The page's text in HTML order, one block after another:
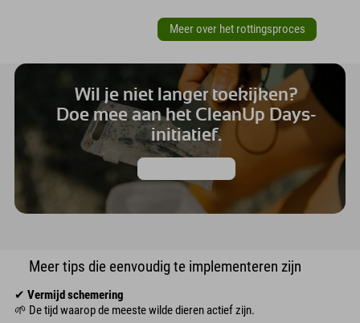
Meer over het rottingsproces
Wil je niet langer toekijken?
Doe mee aan het CleanUp Days-
initiatief.
Meer tips die eenvoudig te implementeren zijn
✔ Vermijd schemering
🌱 De tijd waarop de meeste wilde dieren actief zijn.